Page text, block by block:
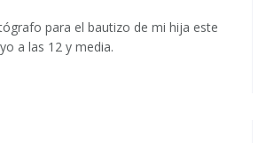
para el bautizo de mi hija este
a las 12 y media.